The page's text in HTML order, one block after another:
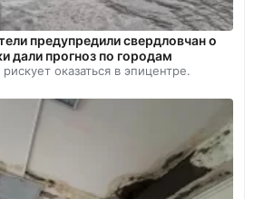
предупредили свердловчан о
дали прогноз по городам
оказаться в эпицентре.